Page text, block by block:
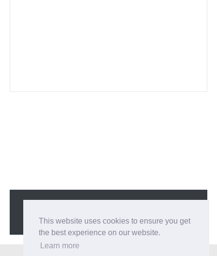
This website uses cookies to ensure you get
the best experience on our website.
Learn more